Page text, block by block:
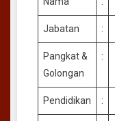
Jabatan :
Pangkat &
Golongan
:
Pendidikan :